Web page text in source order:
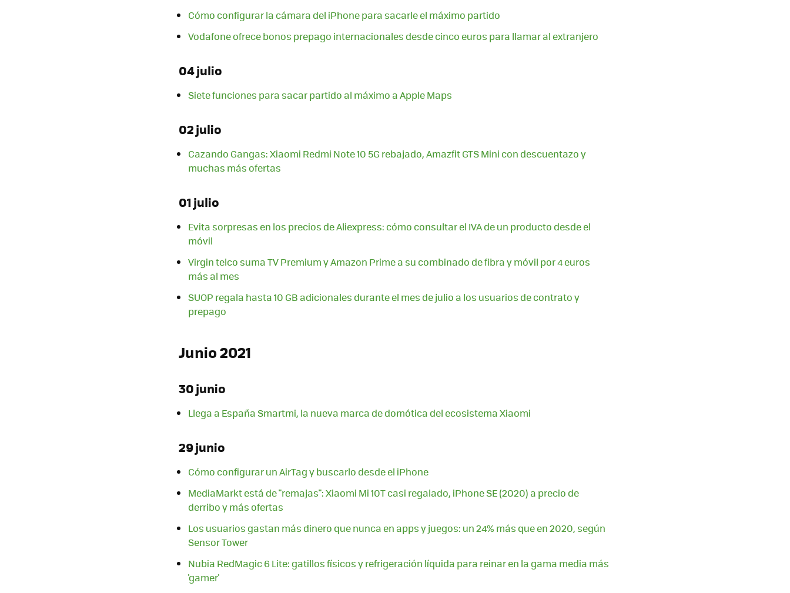
Cómo configurar la cámara del iPhone para sacarle el máximo partido
Vodafone ofrece bonos prepago internacionales desde cinco euros para llamar al extranjero
04 julio
Siete funciones para sacar partido al máximo a Apple Maps
02 julio
Cazando Gangas: Xiaomi Redmi Note 10 5G rebajado, Amazfit GTS Mini con descuentazo y
muchas más ofertas
01 julio
Evita sorpresas en los precios de Aliexpress: cómo consultar el IVA de un producto desde el
móvil
Virgin telco suma TV Premium y Amazon Prime a su combinado de fibra y móvil por 4 euros
más al mes
SUOP regala hasta 10 GB adicionales durante el mes de julio a los usuarios de contrato y
prepago
Junio 2021
30 junio
Llega a España Smartmi, la nueva marca de domótica del ecosistema Xiaomi
29 junio
Cómo configurar un AirTag y buscarlo desde el iPhone
MediaMarkt está de "remajas": Xiaomi Mi 10T casi regalado, iPhone SE (2020) a precio de
derribo y más ofertas
Los usuarios gastan más dinero que nunca en apps y juegos: un 24% más que en 2020, según
Sensor Tower
Nubia RedMagic 6 Lite: gatillos físicos y refrigeración líquida para reinar en la gama media más
'gamer'